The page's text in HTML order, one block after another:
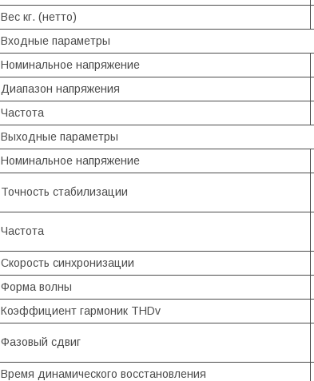
Вес кг. (нетто)
Входные параметры
Номинальное напряжение
Диапазон напряжения
Частота
Выходные параметры
Номинальное напряжение
Точность стабилизации
Частота
Скорость синхронизации
Форма волны
Коэффициент гармоник THDv
Фазовый сдвиг
Время динамического восстановления